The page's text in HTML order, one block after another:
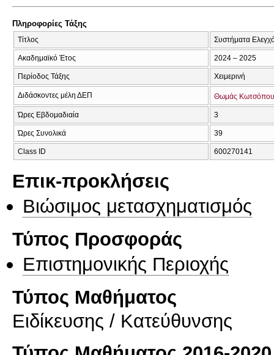
Πληροφορίες Τάξης
Τίτλος Συστήματα
Ακαδημαϊκό Έτος 2024 – 2025
Περίοδος Τάξης Χειμερινή
Διδάσκοντες μέλη ΔΕΠ Θωμάς
Ώρες Εβδομαδιαία 3
Ώρες Συνολικά 39
Class ID 600270141
Επικ-προκλήσεις
Βιώσιμος μετασχηματισμός
Τύπος Προσφοράς
Επιστημονικής Περιοχής
Τύπος Μαθήματος
Eιδίκευσης / Kατεύθυνσης